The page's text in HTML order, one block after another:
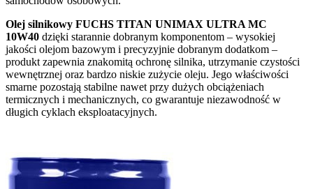
Olej silnikowy FUCHS TITAN UNIMAX ULTRA MC
10W40 dzięki starannie dobranym komponentom – wysokiej
jakości olejom bazowym i precyzyjnie dobranym dodatkom –
produkt zapewnia znakomitą ochronę silnika, utrzymanie czystości
wewnętrznej oraz bardzo niskie zużycie oleju. Jego właściwości
smarne pozostają stabilne nawet przy dużych obciążeniach
termicznych i mechanicznych, co gwarantuje niezawodność w
długich cyklach eksploatacyjnych.